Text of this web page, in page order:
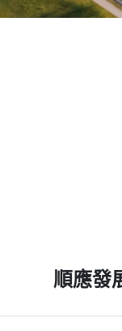
順應發